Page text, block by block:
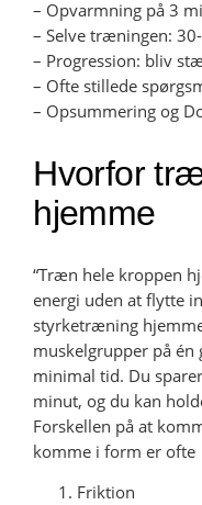
– Opvarmning på 3
– Selve træningen:
– Progression: bliv
– Ofte stillede
– Opsummering og
Hvorfor
hjemme
“Træn hele kroppen
energi uden at flytte
styrketræning
muskelgrupper på én
minimal tid. Du
minut, og du kan
Forskellen på at
komme i form er ofte
Friktion